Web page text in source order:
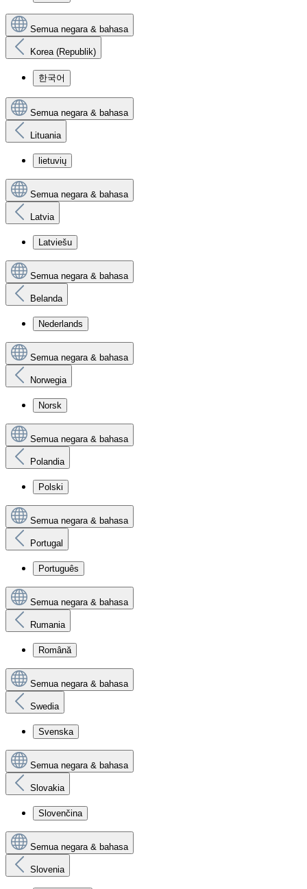
Semua negara & bahasa
Korea (Republik)
한국어
Semua negara & bahasa
Lituania
lietuvių
Semua negara & bahasa
Latvia
Latviešu
Semua negara & bahasa
Belanda
Nederlands
Semua negara & bahasa
Norwegia
Norsk
Semua negara & bahasa
Polandia
Polski
Semua negara & bahasa
Portugal
Português
Semua negara & bahasa
Rumania
Română
Semua negara & bahasa
Swedia
Svenska
Semua negara & bahasa
Slovakia
Slovenčina
Semua negara & bahasa
Slovenia